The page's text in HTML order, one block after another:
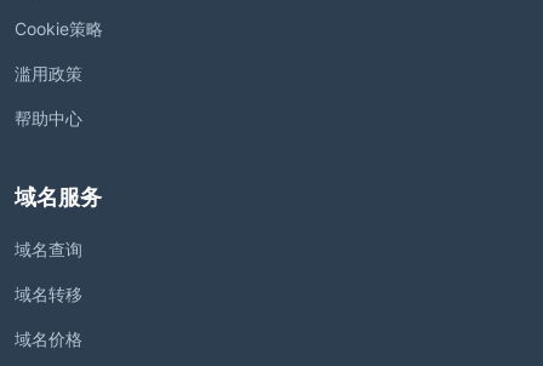
Cookie策略
滥用政策
帮助中心
域名服务
域名查询
域名转移
域名价格